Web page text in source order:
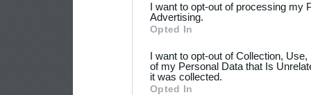
I want to opt-out of processing my
Advertising.
Opted In
I want to opt-out of Collection,
of my Personal Data that Is
it was collected.
Opted In